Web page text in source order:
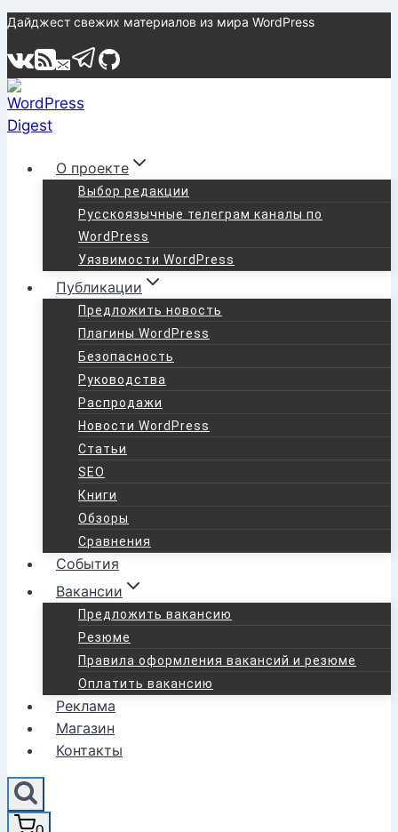
Перейти
содержимому
Дайджест свежих материалов из мира WordPress
О проекте
Выбор редакции
Русскоязычные телеграм каналы по
WordPress
Уязвимости WordPress
Публикации
Предложить новость
Плагины WordPress
Безопасность
Руководства
Распродажи
Новости WordPress
Статьи
SEO
Книги
Обзоры
Сравнения
События
Вакансии
Предложить вакансию
Резюме
Правила оформления вакансий и резюме
Оплатить вакансию
Реклама
Магазин
Контакты